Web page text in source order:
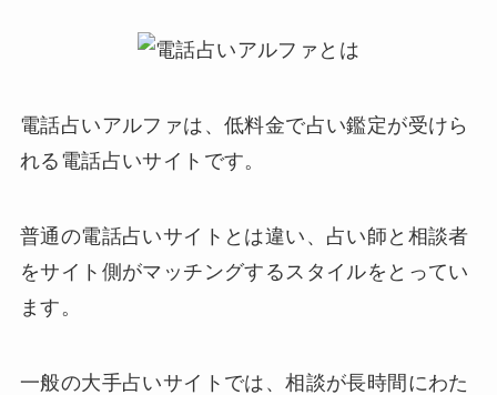
電話占いアルファは、低料金で占い鑑定が受けら
れる電話占いサイトです。
普通の電話占いサイトとは違い、占い師と相談者
をサイト側がマッチングするスタイルをとってい
ます。
一般の大手占いサイトでは、相談が長時間にわた